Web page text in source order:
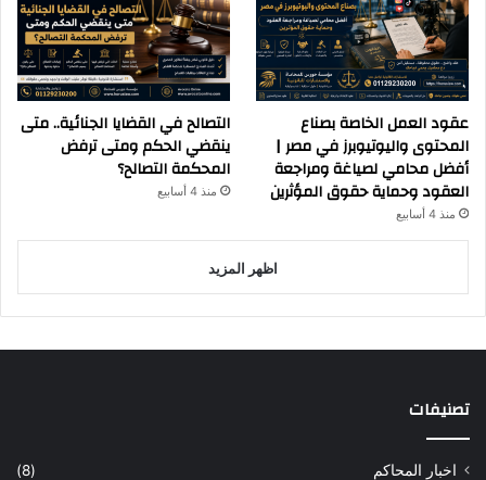
عقود العمل الخاصة بصناع
المحتوى واليوتيوبرز في مصر |
أفضل محامي لصياغة ومراجعة
العقود وحماية حقوق المؤثرين
منذ 4 أسابيع
التصالح في القضايا الجنائية.. متى
ينقضي الحكم ومتى ترفض
المحكمة التصالح؟
منذ 4 أسابيع
اظهر المزيد
تصنيفات
اخبار المحاكم
(8)